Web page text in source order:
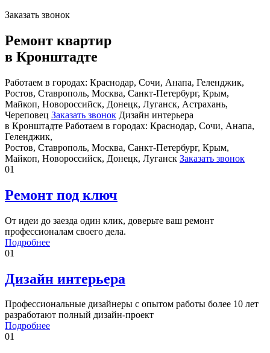
Заказать звонок
Ремонт квартир
в Кронштадте
Работаем в городах: Краснодар, Сочи, Анапа, Геленджик,
Ростов, Ставрополь, Москва, Санкт-Петербург, Крым,
Майкоп, Новороссийск, Донецк, Луганск, Астрахань,
Череповец Заказать звонок Дизайн интерьера
в Кронштадте Работаем в городах: Краснодар, Сочи, Анапа,
Геленджик,
Ростов, Ставрополь, Москва, Санкт-Петербург, Крым,
Майкоп, Новороссийск, Донецк, Луганск Заказать звонок
01
Ремонт под ключ
От идеи до заезда один клик, доверьте ваш ремонт
профессионалам своего дела.
Подробнее
01
Дизайн интерьера
Профессиональные дизайнеры с опытом работы более 10 лет
разработают полный дизайн-проект
Подробнее
01